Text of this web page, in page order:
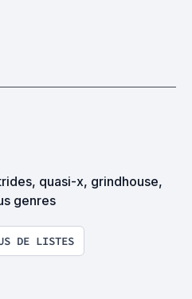
quasi-x, grindhouse,
genres
DE LISTES